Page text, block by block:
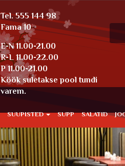
Tel. 555 144 98
Fama 10
E-N 11.00-21.00
R-L 11.00-22.00
P 11.00-21.00
Köök suletakse pool tundi
varem.
SUUPISTED SUPP SALATID